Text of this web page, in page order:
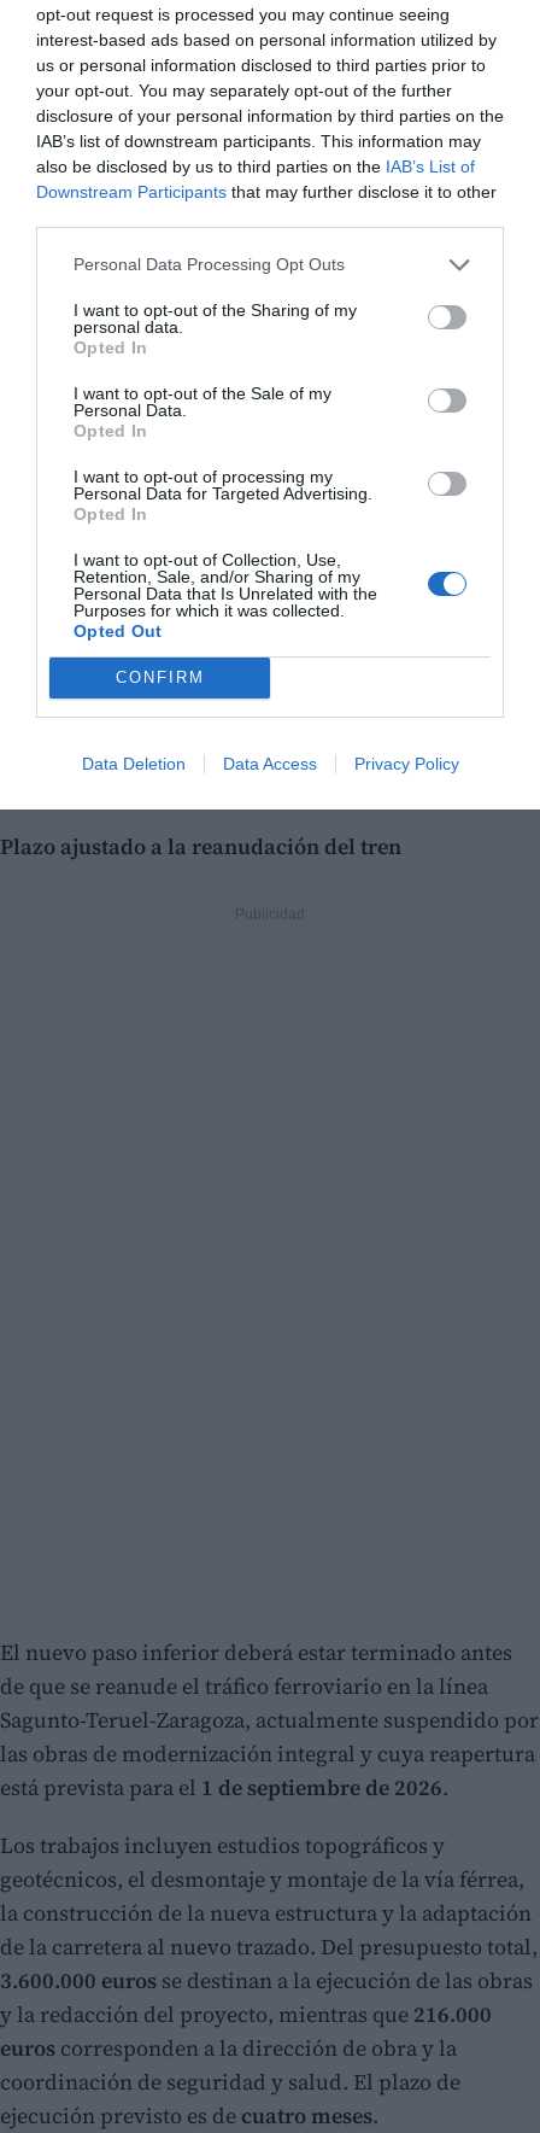
opt-out request is processed you may continue seeing
interest-based ads based on personal information utilized by
us or personal information disclosed to third parties prior to
your opt-out. You may separately opt-out of the further
disclosure of your personal information by third parties on the
IAB’s list of downstream participants. This information may
also be disclosed by us to third parties on the IAB’s List of
Downstream Participants that may further disclose it to other
Personal Data Processing Opt Outs
I want to opt-out of the Sharing of my
personal data.
Opted In
I want to opt-out of the Sale of my
Personal Data.
Opted In
I want to opt-out of processing my
Personal Data for Targeted Advertising.
Opted In
I want to opt-out of Collection, Use,
Retention, Sale, and/or Sharing of my
Personal Data that Is Unrelated with the
Purposes for which it was collected.
Opted Out
CONFIRM
Data Deletion Data Access Privacy Policy
La CV-195 es el principal acceso a Caudiel y a otros
municipios de las comarcas del
Mijares, sin que exista una alternativa viable en caso
de corte, de ahí el carácter de urgencia de la
Plazo ajustado a la reanudación del tren
El nuevo paso inferior deberá estar terminado antes
de que se reanude el tráfico ferroviario en la línea
Sagunto-Teruel-Zaragoza, actualmente suspendido por
las obras de modernización integral y cuya reapertura
está prevista para el 1 de septiembre de 2026.
Los trabajos incluyen estudios topográficos y
geotécnicos, el desmontaje y montaje de la vía férrea,
la construcción de la nueva estructura y la adaptación
de la carretera al nuevo trazado. Del presupuesto total,
3.600.000 euros se destinan a la ejecución de las obras
y la redacción del proyecto, mientras que 216.000
euros corresponden a la dirección de obra y la
coordinación de seguridad y salud. El plazo de
ejecución previsto es de cuatro meses.